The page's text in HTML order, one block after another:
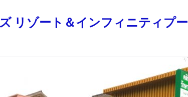
リゾート＆インフィニティプー